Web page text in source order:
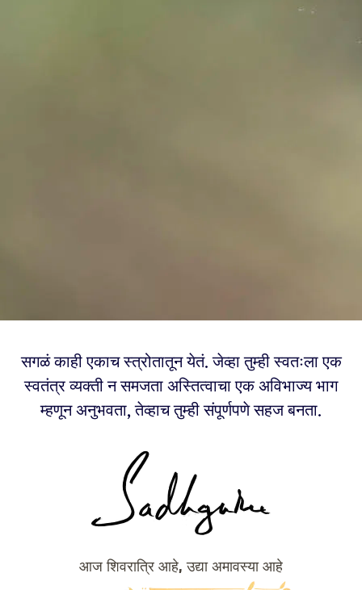
सगळं काही एकाच स्त्रोतातून येतं. जेव्हा तुम्ही स्वतःला एक
स्वतंत्र व्यक्ती न समजता अस्तित्वाचा एक अविभाज्य भाग
म्हणून अनुभवता, तेव्हाच तुम्ही संपूर्णपणे सहज बनता.
आज शिवरात्रि आहे, उद्या अमावस्या आहे